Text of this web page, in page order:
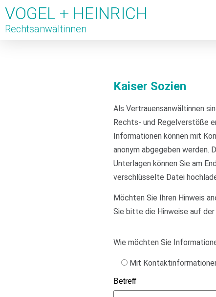
VOGEL + HEINRICH
Rechtsanwältinnen
Kaiser Sozien
Als Vertrauensanwältinnen
Rechts- und Regelverstöße
Informationen können mit
anonym abgegeben werden.
Unterlagen können Sie am
verschlüsselte Datei
Möchten Sie Ihren Hinweis
Sie bitte die Hinweise auf
Wie möchten Sie
Mit
Betreff